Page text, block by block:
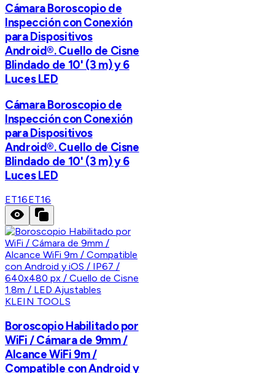
Cámara Boroscopio de
Inspección con Conexión
para Dispositivos
Android®. Cuello de Cisne
Blindado de 10' (3 m) y 6
Luces LED
Cámara Boroscopio de
Inspección con Conexión
para Dispositivos
Android®. Cuello de Cisne
Blindado de 10' (3 m) y 6
Luces LED
ET16ET16
KLEIN TOOLS
Boroscopio Habilitado por
WiFi / Cámara de 9mm /
Alcance WiFi 9m /
Compatible con Android y